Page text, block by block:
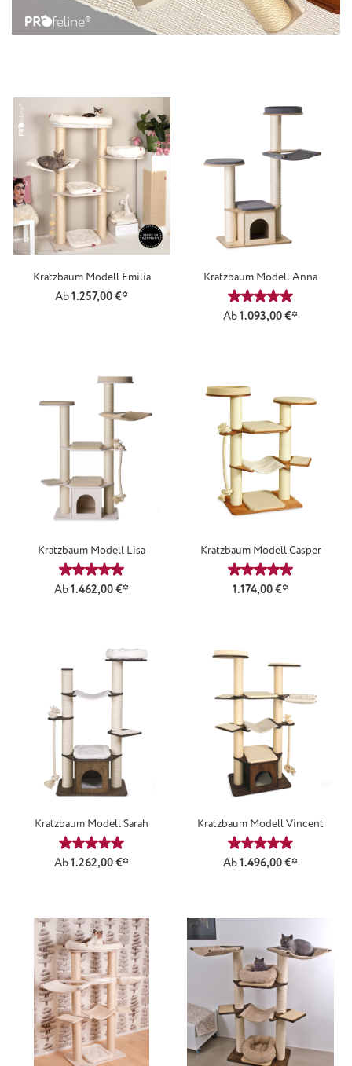
Kratzbaum Modell Emilia
Ab1.257,00 €*
Kratzbaum Modell Anna
Durchschnittliche
Ab1.093,00 €*
Kratzbaum Modell Lisa
Durchschnittliche Bewertung von 5 von 5 Sternen
Ab1.462,00 €*
Kratzbaum Modell Casper
Durchschnittliche
1.174,00 €*
Kratzbaum Modell Sarah
Durchschnittliche Bewertung von 5 von 5 Sternen
Ab1.262,00 €*
Kratzbaum Modell Vincent
Durchschnittliche
Ab1.496,00 €*